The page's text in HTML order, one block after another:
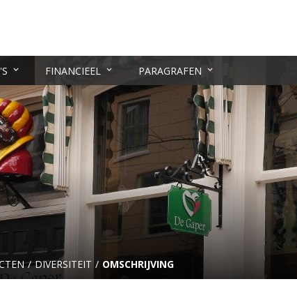
FINANCIEEL PARAGRAFEN
DIVERSITEIT OMSCHRIJVING